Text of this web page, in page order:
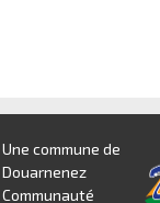
Une commune de
Douarnenez
Communauté